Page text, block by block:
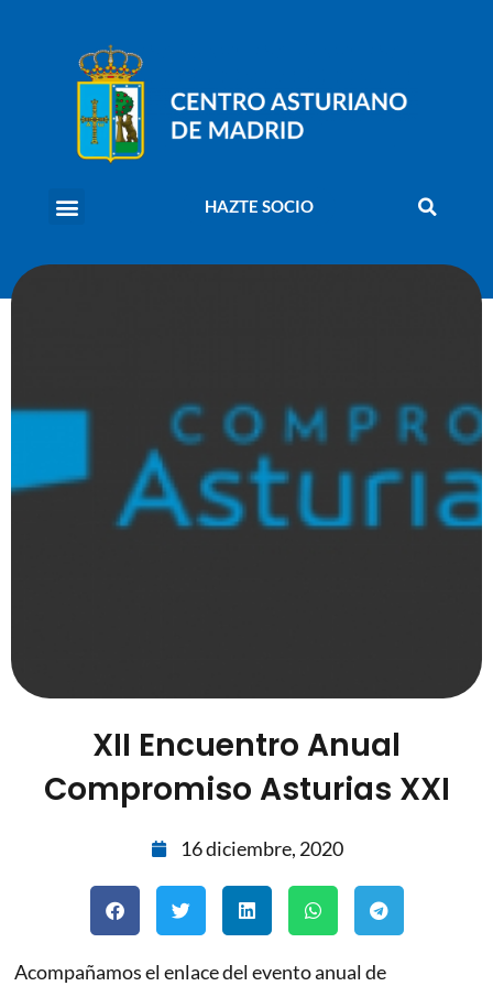
HAZTE SOCIO
XII Encuentro Anual
Compromiso Asturias XXI
16 diciembre, 2020
Acompañamos el enlace del evento anual de